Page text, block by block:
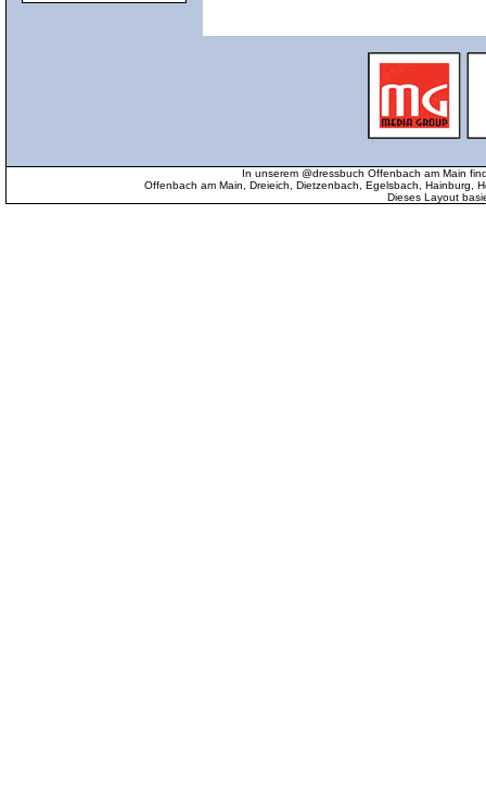
In unserem @dressbuch Offenbach am Main
Offenbach am Main, Dreieich, Dietzenbach, Egelsbach, Hainburg,
Dieses Layout